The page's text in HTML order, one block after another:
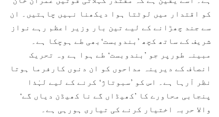
کو اقتدار میں لوٹتا ہوا دیکھنا نہیں چاہتیں۔ ان
سے جند چھڑانے کے لیے تین بار وزیر اعظم رہے نواز
شریف کے ساتھ کچھ ’بندوبست‘بھی طے ہوچکا ہے۔
مبینہ طورپر جو ’بندوبست‘ طے ہوا ہے وہ تحریک
انصاف کے دیرینہ مداحوں کو ان دنوں کارفرما ہوتا
نظر آرہا ہے۔ اس کو ’سبوتاژ‘ کرنے کے لیے لہٰذا
پنجابی محاورے کا ’کھیڈاں گے نا کھیڈن دیاں گے‘
والا حربہ اختیار کرنے کی تیاری ہورہی ہے۔